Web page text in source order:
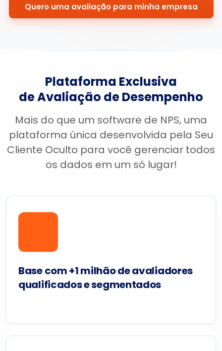
Quero uma avaliação para minha empresa
Plataforma Exclusiva
de Avaliação de Desempenho
Mais do que um software de NPS, uma
plataforma única desenvolvida pela Seu
Cliente Oculto para você gerenciar todos
os dados em um só lugar!
Base com +1 milhão de avaliadores
qualificados e segmentados